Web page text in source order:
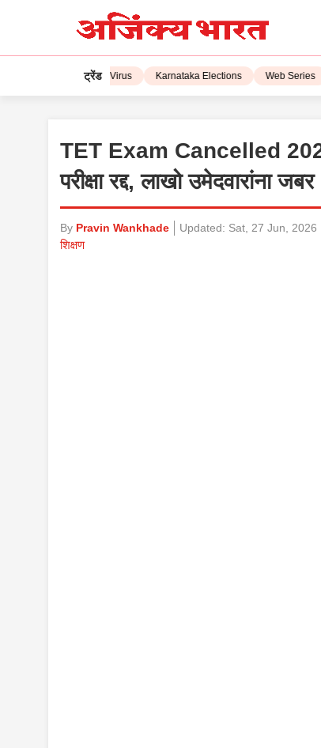
ट्रेंड
Corona Virus Karnataka Elections Web Series
TET Exam Cancelled
परीक्षा रद्द, लाखो उमेदवारांना
By Pravin Wankhade Updated: Sat, 27 Jun, 2026
शिक्षण